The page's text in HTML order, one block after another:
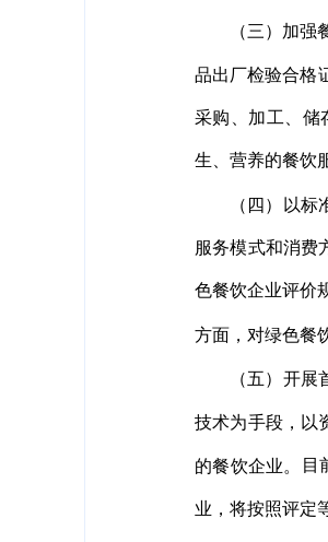
（三）加
品出厂检验合格
采购、加工、储
生、营养的餐饮
（四）以标
服务模式和消费
色餐饮企业评价
方面，对绿色餐
（五）开
技术为手段，以
的餐饮企业。 目
业，将按照评定